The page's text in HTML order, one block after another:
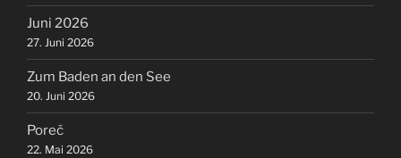
Juni 2026
27. Juni 2026
Zum Baden an den See
20. Juni 2026
Poreč
22. Mai 2026